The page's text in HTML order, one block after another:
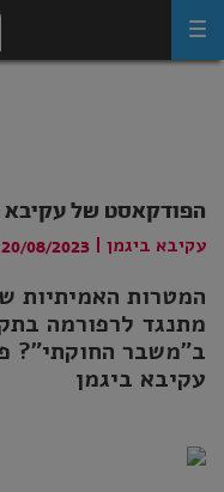
הפודקאסט של עקיבא
עקיבא ביגמן
20/08/2023
המטרות האמיתיות
מתנגד לרפורמה
ב"משבר החוקתי"?
עקיבא ביגמן